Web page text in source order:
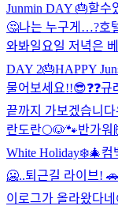
Junmin DAY 🎂할수
🤔나는 누구게…?호
와봐일요일 저녁은
DAY 2🎂HAPPY
물어보세요!!😎❓❓규
끝까지 가보겠습니다
란도란🌕🐶🐾반가워
White Holiday❄️🎄컴
🥶..퇴근길 라이브!
이로그가 올라왔다